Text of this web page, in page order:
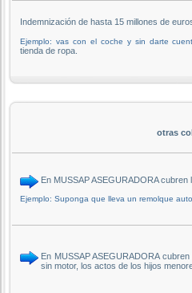
Indemnización de hasta 15 millones de
Ejemplo: vas con el coche y sin darte
tienda de ropa.
otras
En MUSSAP ASEGURADORA
Ejemplo: Suponga que lleva un remolque
En MUSSAP ASEGURADORA
sin motor, los actos de los hijos